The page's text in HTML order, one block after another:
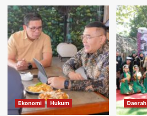
Ekonomi Hukum Daerah